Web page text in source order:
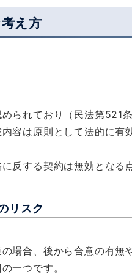
え方
られており（民法第521
容は原則として法的に
反する契約は無効となる
リスク
場合、後から合意の有
一つです。